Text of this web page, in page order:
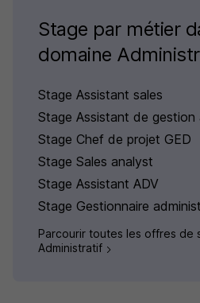
Stage par métier
domaine
Stage Assistant sales
Stage Assistant de gestion
Stage Chef de projet GED
Stage Sales analyst
Stage Assistant ADV
Stage Gestionnaire
Parcourir toutes les offres de
Administratif